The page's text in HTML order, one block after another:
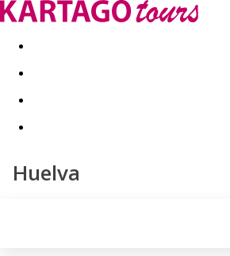
Last minute Dovolenkové kluby
Huelva